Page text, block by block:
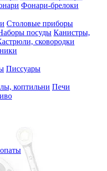
Фонари-брелоки
Столовые приборы
посуды Канистры,
сковородки
Писсуары
коптильни Печи